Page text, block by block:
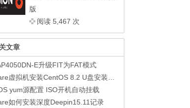
版
阅读 5,467 次
文章
E升级FIT为FAT模式
拟机安装CentOS 8.2 U盘安装CentOS 8.2参考步骤
yum源配置 ISO开机自动挂载
如何安装深度Deepin15.11记录